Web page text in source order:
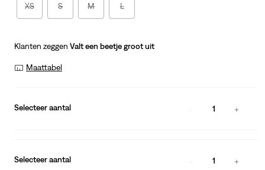
XS S M L
Klanten zeggen Valt een beetje groot uit
Maattabel
Selecteer aantal 1
Selecteer aantal 1